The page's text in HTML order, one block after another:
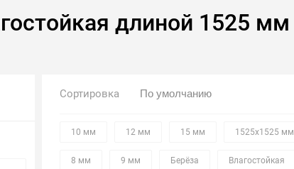
длиной 1525 мм
Сортировка
10 мм 12 мм 15 мм 1525х1525 мм
8 мм 9 мм Берёза Влагостойкая